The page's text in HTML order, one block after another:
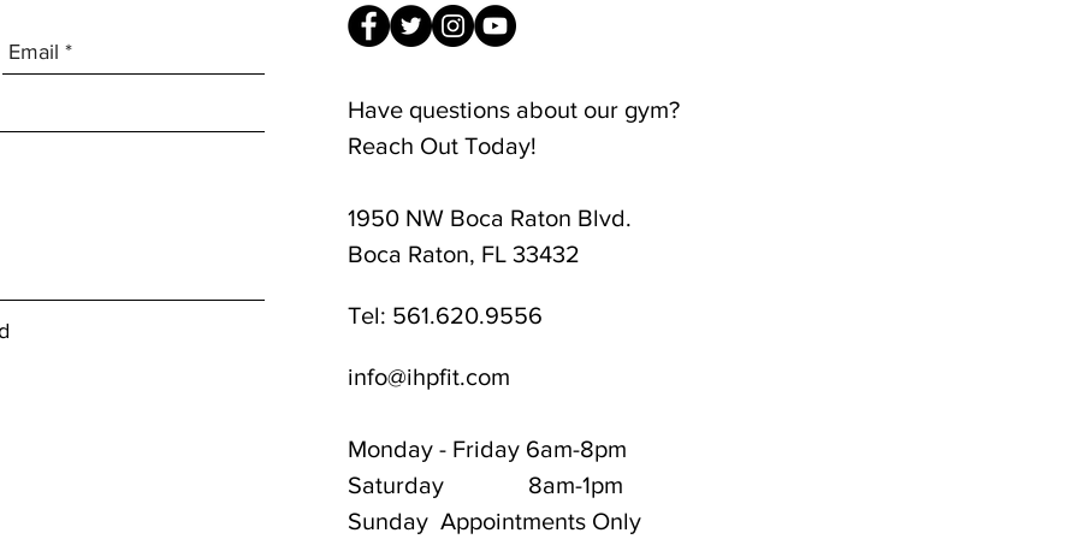
Have questions about our gym?
Reach Out Today!
1950 NW Boca Raton Blvd.
Boca Raton, FL 33432
Tel: 561.620.9556
info@ihpfit.com
Monday - Friday 6am-8pm
Saturday 8am-1pm
Sunday Appointments Only